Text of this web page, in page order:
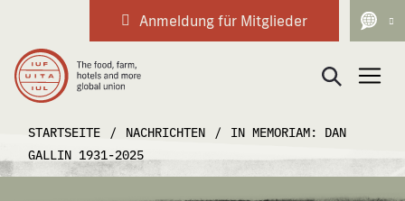
Anmeldung für Mitglieder
Haupt-Navigation
STARTSEITE / NACHRICHTEN / IN MEMORIAM: DAN
GALLIN 1931-2025